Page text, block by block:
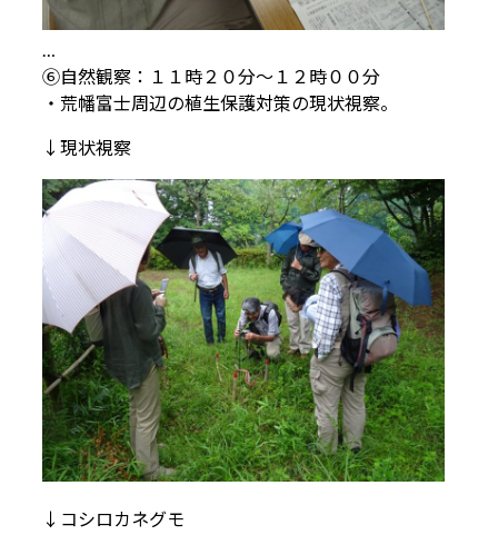
…
⑥自然観察：１１時２０分～１２時００分
・荒幡富士周辺の植生保護対策の現状視察。
↓現状視察
↓コシロカネグモ